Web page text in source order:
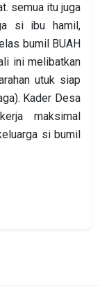
semua itu juga
si ibu hamil,
bumil BUAH
ini melibatkan
utuk siap
Kader Desa
maksimal
si bumil